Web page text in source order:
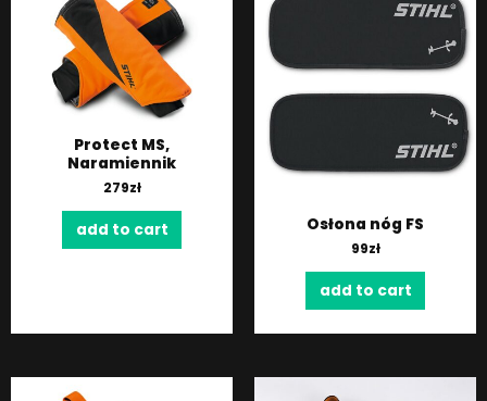
Protect MS,
Naramiennik
279zł
add to cart Osłona nóg FS
99zł
add to cart